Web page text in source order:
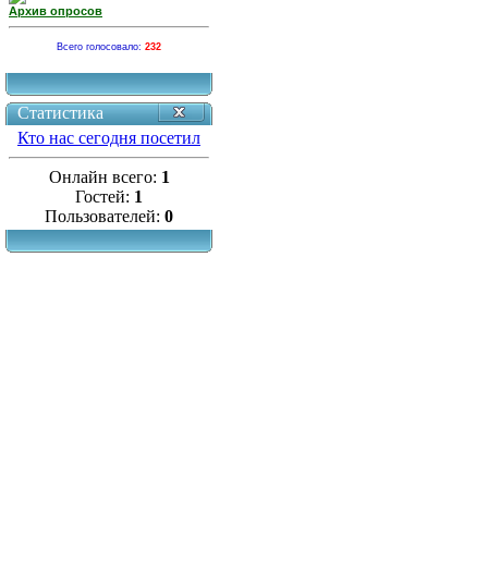
Архив опросов
Всего голосовало: 232
Статистика
Кто нас сегодня посетил
Онлайн всего: 1
Гостей: 1
Пользователей: 0